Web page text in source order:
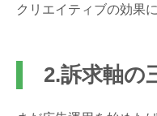
クリエイティブの効果
2.訴求軸の